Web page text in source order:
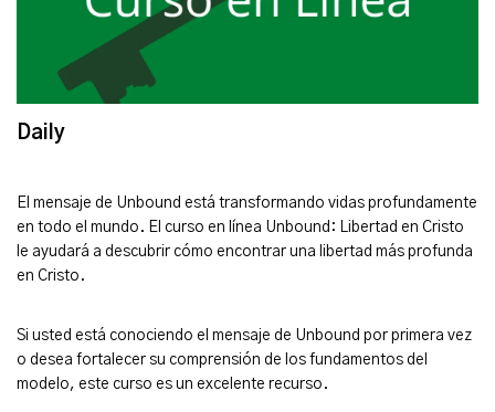
Daily
El mensaje de Unbound está transformando vidas profundamente
en todo el mundo. El curso en línea Unbound: Libertad en Cristo
le ayudará a descubrir cómo encontrar una libertad más profunda
en Cristo.
Si usted está conociendo el mensaje de Unbound por primera vez
o desea fortalecer su comprensión de los fundamentos del
modelo, este curso es un excelente recurso.